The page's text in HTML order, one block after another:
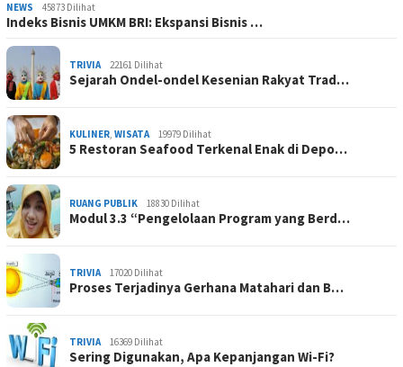
NEWS 45873 Dilihat
Indeks Bisnis UMKM BRI: Ekspansi Bisnis …
TRIVIA 22161 Dilihat
Sejarah Ondel-ondel Kesenian Rakyat Trad…
KULINER, WISATA 19979 Dilihat
5 Restoran Seafood Terkenal Enak di Depo…
RUANG PUBLIK 18830 Dilihat
Modul 3.3 “Pengelolaan Program yang Berd…
TRIVIA 17020 Dilihat
Proses Terjadinya Gerhana Matahari dan B…
TRIVIA 16369 Dilihat
Sering Digunakan, Apa Kepanjangan Wi-Fi?